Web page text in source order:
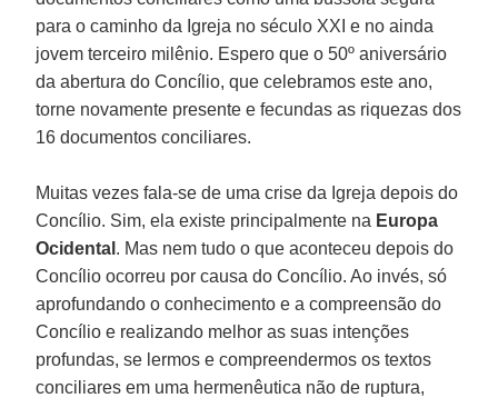
para o caminho da Igreja no século XXI e no ainda
jovem terceiro milênio. Espero que o 50º aniversário
da abertura do Concílio, que celebramos este ano,
torne novamente presente e fecundas as riquezas dos
16 documentos conciliares.
Muitas vezes fala-se de uma crise da Igreja depois do
Concílio. Sim, ela existe principalmente na Europa
Ocidental . Mas nem tudo o que aconteceu depois do
Concílio ocorreu por causa do Concílio. Ao invés, só
aprofundando o conhecimento e a compreensão do
Concílio e realizando melhor as suas intenções
profundas, se lermos e compreendermos os textos
conciliares em uma hermenêutica não de ruptura,